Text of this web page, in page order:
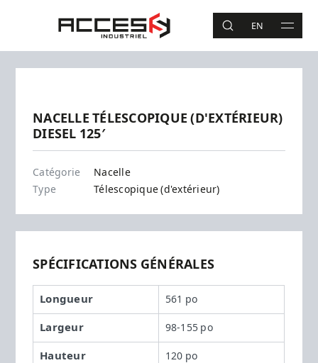
Accès Industriel
RECHERCHE
EN MAIN
Recherche
NACELLE TÉLESCOPIQUE (D'EXTÉRIEUR)
DIESEL 125′
SX-125 XC
Catégorie
Nacelle
Type
Télescopique (d'extérieur)
SPÉCIFICATIONS GÉNÉRALES
Longueur 561 po
Largeur 98-155 po
Hauteur 120 po